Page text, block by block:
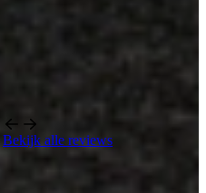
Bekijk alle reviews